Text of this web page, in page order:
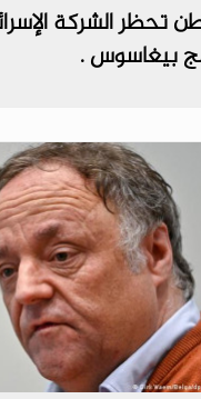
تحظر الشركة
بيغاسوس .